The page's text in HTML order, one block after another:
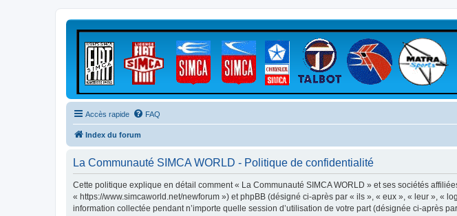
Accès rapide FAQ
Index du forum
La Communauté SIMCA WORLD - Politique de confidentialité
Cette politique explique en détail comment « La Communauté SIMCA WORLD » et ses sociétés
« https://www.simcaworld.net/newforum ») et phpBB (désigné ci-après par « ils », « eux », « leur », «
information collectée pendant n’importe quelle session d’utilisation de votre part (désignée ci-après